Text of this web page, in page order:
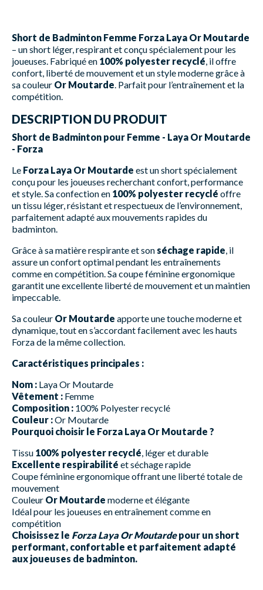
Short de Badminton Femme Forza Laya Or Moutarde
– un short léger, respirant et conçu spécialement pour les
joueuses. Fabriqué en 100% polyester recyclé , il offre
confort, liberté de mouvement et un style moderne grâce à
sa couleur Or Moutarde . Parfait pour l’entraînement et la
compétition.
DESCRIPTION DU PRODUIT
Short de Badminton pour Femme - Laya Or Moutarde
- Forza
Le Forza Laya Or Moutarde est un short spécialement
conçu pour les joueuses recherchant confort, performance
et style. Sa confection en 100% polyester recyclé offre
un tissu léger, résistant et respectueux de l’environnement,
parfaitement adapté aux mouvements rapides du
badminton.
Grâce à sa matière respirante et son séchage rapide , il
assure un confort optimal pendant les entraînements
comme en compétition. Sa coupe féminine ergonomique
garantit une excellente liberté de mouvement et un maintien
impeccable.
Sa couleur Or Moutarde apporte une touche moderne et
dynamique, tout en s’accordant facilement avec les hauts
Forza de la même collection.
Caractéristiques principales :
Nom : Laya Or Moutarde
Vêtement : Femme
Composition : 100% Polyester recyclé
Couleur :Or Moutarde
Pourquoi choisir le Forza Laya Or Moutarde ?
Tissu 100% polyester recyclé , léger et durable
Excellente respirabilité et séchage rapide
Coupe féminine ergonomique offrant une liberté totale de
mouvement
Couleur Or Moutarde moderne et élégante
Idéal pour les joueuses en entraînement comme en
compétition
Choisissez le Forza Laya Or Moutardepour un short
performant, confortable et parfaitement adapté
aux joueuses de badminton.